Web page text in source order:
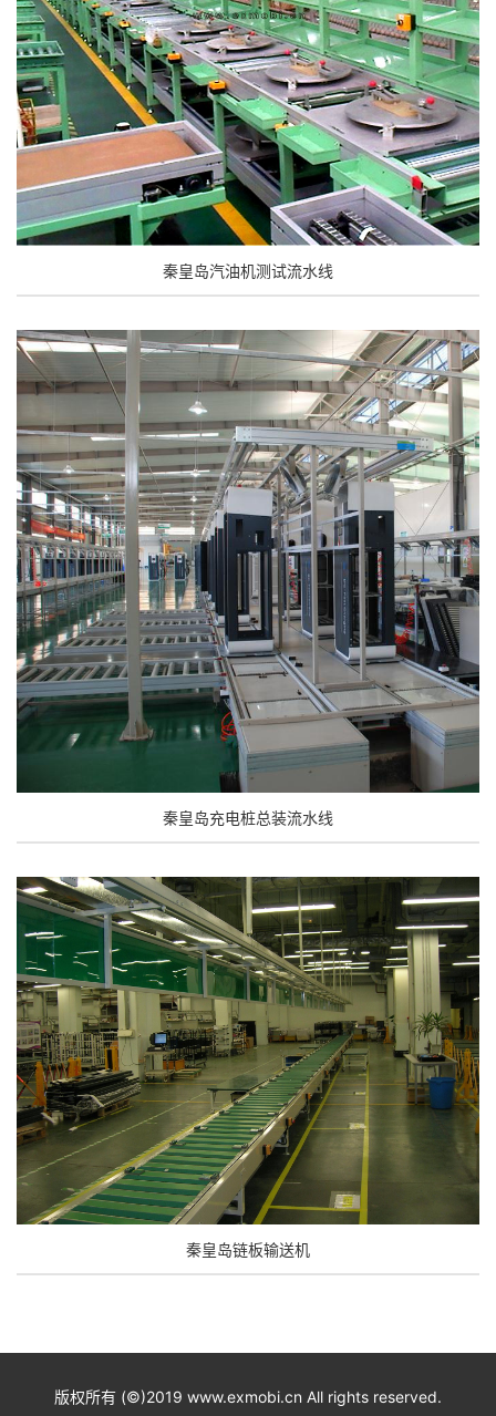
秦皇岛汽油机测试流水线
秦皇岛充电桩总装流水线
秦皇岛链板输送机
版权所有 (©)2019 www.exmobi.cn All rights reserved.